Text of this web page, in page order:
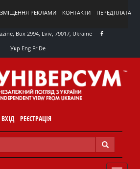
РЕКЛАМИ КОНТАКТИ ПЕРЕДПЛАТА
Box 2994, Lviv, 79017, Ukraine
Укр Eng Fr De
ВХІД РЕЄСТРАЦІЯ